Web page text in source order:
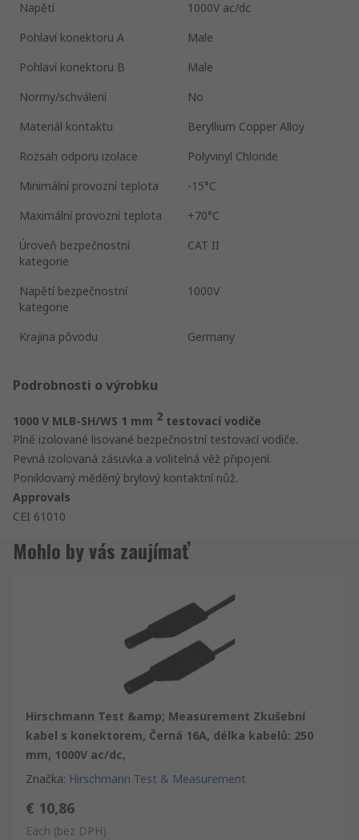
Napětí
1000V ac/dc
Pohlaví konektoru A
Male
Pohlaví konektoru B
Male
Normy/schválení
No
Materiál kontaktu
Beryllium Copper Alloy
Rozsah odporu izolace
Polyvinyl Chloride
Minimální provozní teplota
-15°C
Maximální provozní teplota
+70°C
Úroveň bezpečnostní
kategorie
CAT II
Napětí bezpečnostní
kategorie
1000V
Krajina pôvodu Germany
Podrobnosti o výrobku
1000 V MLB-SH/WS 1 mm 2 testovací vodiče
Plně izolované lisované bezpečnostní testovací vodiče.
Pevná izolovaná zásuvka a volitelná věž připojení.
Poniklovaný měděný brylový kontaktní nůž.
Approvals
CEI 61010
Mohlo by vás zaujímať
Hirschmann Test &amp; Measurement Zkušební
kabel s konektorem, Černá 16A, délka kabelů: 250
mm, 1000V ac/dc,
Značka: Hirschmann Test & Measurement
€ 10,86
Each (bez DPH)